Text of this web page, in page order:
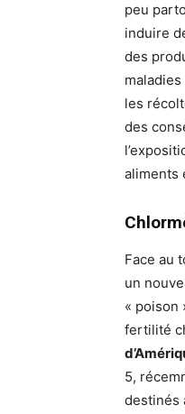
peu
induire
des
les
des
aliments
Face au
un
« poison
fertilité
5,
destinés